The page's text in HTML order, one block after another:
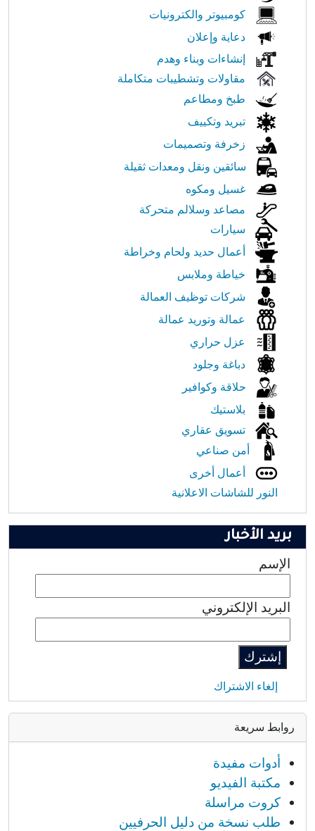
كومبيوتر والكترونيات
دعاية وإعلان
إنشاءات وبناء وهدم
مقاولات وتشطيبات متكاملة
طبخ ومطاعم
تبريد وتكييف
زخرفة وتصميمات
سائقين ونقل ومعدات ثقيلة
غسيل ومكوه
مصاعد وسلالم متحركة
سيارات
أعمال حديد ولحام وخراطة
خياطة وملابس
شركات توظيف العمالة
عمالة وتوريد عمالة
عزل حراري
دباغة وجلود
حلاقة وكوافير
بلاستيك
تسويق عقاري
أمن صناعي
أعمال أخرى
النور للشاشات الاعلانية
بريد الأخبار
الإسم
البريد الإلكتروني
إلغاء الاشتراك
روابط سريعة
أدوات مفيدة
مكتبة الفيديو
كروت مراسلة
طلب نسخة من دليل الحرفيين